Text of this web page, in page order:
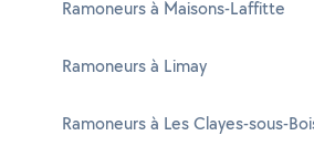
Ramoneurs à Maisons-Laffitte
Ramoneurs à Limay
Ramoneurs à Les Clayes-sous-